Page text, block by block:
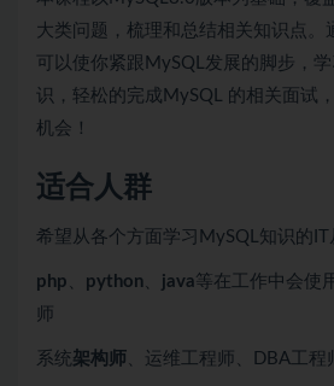
大类问题，梳理和总结相关知识点。
可以使你紧跟MySQL发展的脚步，
识，轻松的完成MySQL 的相关面试
机会！
适合人群
希望从各个方面学习MySQL知识的IT
php 、 python、 java等在工作中会使
师
系统架构师 、运维工程师、DBA工程